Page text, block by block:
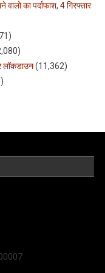
का पर्दाफाश, 4 गिरफ्तार
लॉकडाउन(11,362)